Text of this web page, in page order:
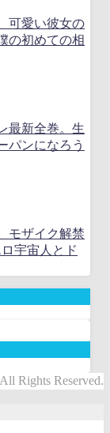
可愛い彼女の
の初めての相
最新全巻。生
パンになろう
モザイク解禁
宇宙人とド
Rights Reserved.